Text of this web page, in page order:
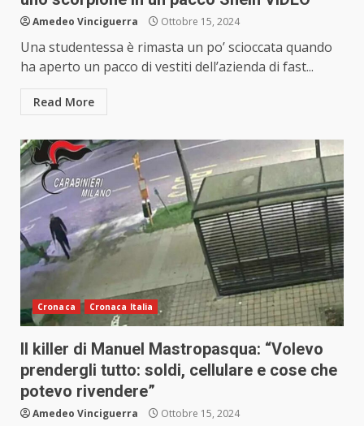
Amedeo Vinciguerra Ottobre 15, 2024
Una studentessa è rimasta un po’ scioccata quando
ha aperto un pacco di vestiti dell’azienda di fast...
Read More
Cronaca Cronaca Italia
Il killer di Manuel Mastropasqua: “Volevo
prendergli tutto: soldi, cellulare e cose che
potevo rivendere”
Amedeo Vinciguerra Ottobre 15, 2024